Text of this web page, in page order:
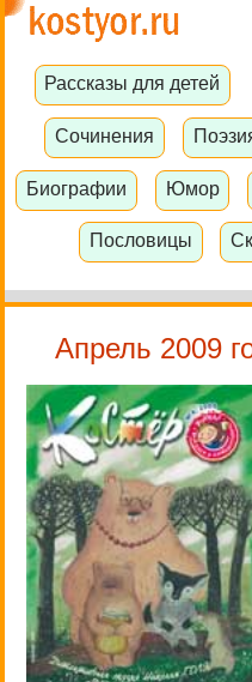
Рассказы для детей
Сочинения
Биографии Юмор
Пословицы
Апрель 2009